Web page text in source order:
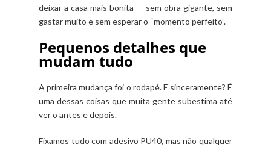
deixar a casa mais bonita — sem obra gigante, sem
gastar muito e sem esperar o “momento perfeito”.
Pequenos detalhes que
mudam tudo
A primeira mudança foi o rodapé. E sinceramente? É
uma dessas coisas que muita gente subestima até
ver o antes e depois.
Fixamos tudo com adesivo PU40, mas não qualquer